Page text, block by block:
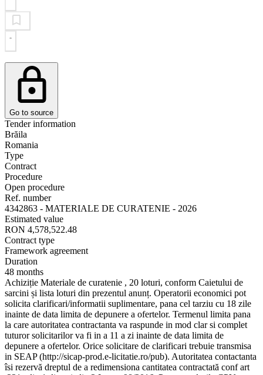
Go to source
Tender information
Brăila
Romania
Type
Contract
Procedure
Open procedure
Ref. number
4342863 - MATERIALE DE CURATENIE - 2026
Estimated value
RON 4,578,522.48
Contract type
Framework agreement
Duration
48 months
Achiziție Materiale de curatenie , 20 loturi, conform Caietului de
sarcini și lista loturi din prezentul anunț. Operatorii economici pot
solicita clarificari/informatii suplimentare, pana cel tarziu cu 18 zile
inainte de data limita de depunere a ofertelor. Termenul limita pana
la care autoritatea contractanta va raspunde in mod clar si complet
tuturor solicitarilor va fi in a 11 a zi inainte de data limita de
depunere a ofertelor. Orice solicitare de clarificari trebuie transmisa
in SEAP (http://sicap-prod.e-licitatie.ro/pub). Autoritatea contactanta
îsi rezervă dreptul de a redimensiona cantitatea contractată conf art